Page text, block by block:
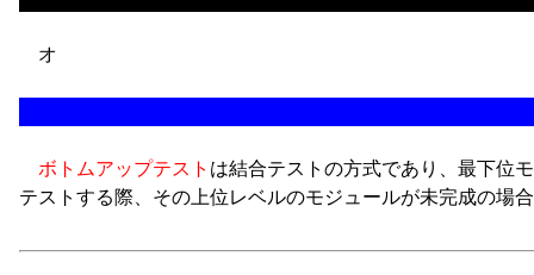
オ
ボトムアップテスト は結合テストの方式であり、最下位
テストする際、その上位レベルのモジュールが未完成の場